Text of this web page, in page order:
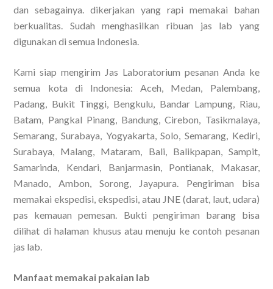
dan sebagainya. dikerjakan yang rapi memakai bahan
berkualitas. Sudah menghasilkan ribuan jas lab yang
digunakan di semua Indonesia.
Kami siap mengirim Jas Laboratorium pesanan Anda ke
semua kota di Indonesia: Aceh, Medan, Palembang,
Padang, Bukit Tinggi, Bengkulu, Bandar Lampung, Riau,
Batam, Pangkal Pinang, Bandung, Cirebon, Tasikmalaya,
Semarang, Surabaya, Yogyakarta, Solo, Semarang, Kediri,
Surabaya, Malang, Mataram, Bali, Balikpapan, Sampit,
Samarinda, Kendari, Banjarmasin, Pontianak, Makasar,
Manado, Ambon, Sorong, Jayapura. Pengiriman bisa
memakai ekspedisi, ekspedisi, atau JNE (darat, laut, udara)
pas kemauan pemesan. Bukti pengiriman barang bisa
dilihat di halaman khusus atau menuju ke contoh pesanan
jas lab.
Manfaat memakai pakaian lab